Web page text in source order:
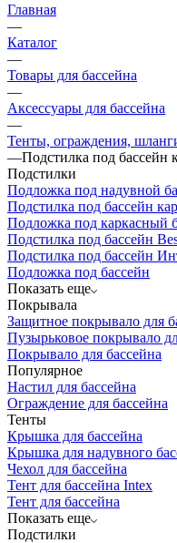
Главная
—
Каталог
—
Товары для бассейна
—
Аксессуары для бассейна
—
Тенты, ограждения,
—Подстилка под бассейн
Подстилки
Подложка под надувной
Подстилка под бассейн
Подложка под каркасный
Подстилка под бассейн
Подстилка под бассейн
Подложка под бассейн
Показать еще
Покрывала
Защитное покрывало для
Пузырьковое покрывало
Покрывало для бассейна
Популярное
Настил для бассейна
Ограждение для бассейна
Тенты
Крышка для бассейна
Крышка для надувного
Чехол для бассейна
Тент для бассейна Intex
Тент для бассейна
Показать еще
Подстилки